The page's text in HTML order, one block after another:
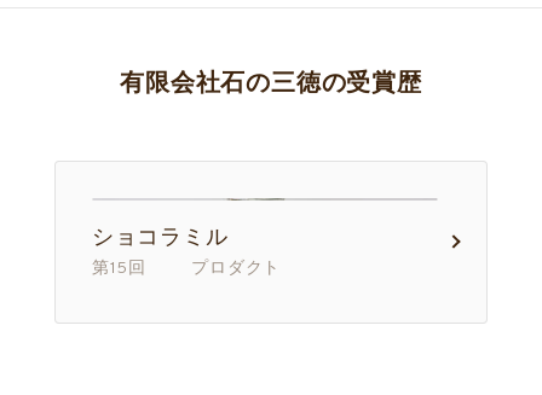
有限会社石の三徳の受賞歴
ショコラミル
第15回 プロダクト